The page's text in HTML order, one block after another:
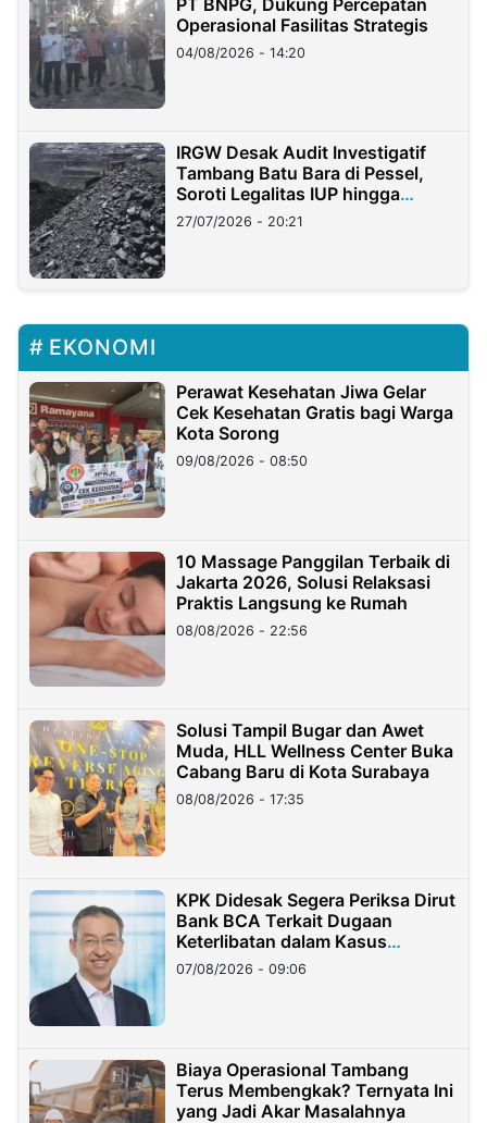
Operasional Fasilitas Strategis
04/08/2026 - 14:20
IRGW Desak Audit Investigatif
Tambang Batu Bara di Pessel,
Soroti Legalitas IUP hingga
Stockpile
27/07/2026 - 20:21
EKONOMI
Perawat Kesehatan Jiwa Gelar
Cek Kesehatan Gratis bagi Warga
Kota Sorong
09/08/2026 - 08:50
10 Massage Panggilan Terbaik di
Jakarta 2026, Solusi Relaksasi
Praktis Langsung ke Rumah
08/08/2026 - 22:56
Solusi Tampil Bugar dan Awet
Muda, HLL Wellness Center Buka
Cabang Baru di Kota Surabaya
08/08/2026 - 17:35
KPK Didesak Segera Periksa Dirut
Bank BCA Terkait Dugaan
Keterlibatan dalam Kasus
Hilangnya Dana Nasabah Rp2,58
Miliar
07/08/2026 - 09:06
Biaya Operasional Tambang
Terus Membengkak? Ternyata Ini
yang Jadi Akar Masalahnya